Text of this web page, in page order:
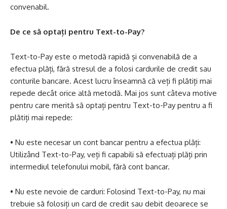
convenabil.
De ce să optați pentru Text-to-Pay?
Text-to-Pay este o metodă rapidă și convenabilă de a
efectua plăți, fără stresul de a folosi cardurile de credit sau
conturile bancare. Acest lucru înseamnă că veți fi plătiți mai
repede decât orice altă metodă. Mai jos sunt câteva motive
pentru care merită să optați pentru Text-to-Pay pentru a fi
plătiți mai repede:
• Nu este necesar un cont bancar pentru a efectua plăți:
Utilizând Text-to-Pay, veți fi capabili să efectuați plăți prin
intermediul telefonului mobil, fără cont bancar.
• Nu este nevoie de carduri: Folosind Text-to-Pay, nu mai
trebuie să folosiți un card de credit sau debit deoarece se